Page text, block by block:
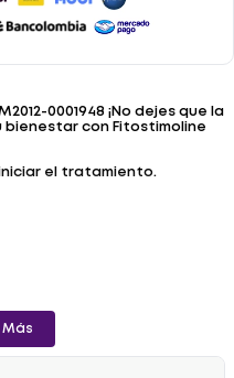
0001948 ¡No dejes que la
bienestar con Fitostimoline
el tratamiento.